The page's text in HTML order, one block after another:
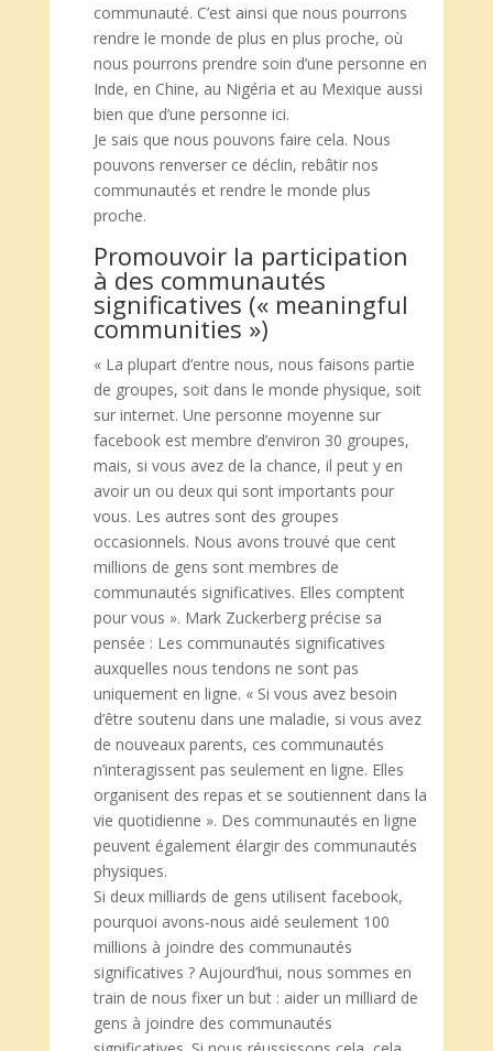
communauté. C’est ainsi que nous pourrons
rendre le monde de plus en plus proche, où
nous pourrons prendre soin d’une personne en
Inde, en Chine, au Nigéria et au Mexique aussi
bien que d’une personne ici.
Je sais que nous pouvons faire cela. Nous
pouvons renverser ce déclin, rebâtir nos
communautés et rendre le monde plus
proche.
Promouvoir la participation
à des communautés
significatives (« meaningful
communities »)
« La plupart d’entre nous, nous faisons partie
de groupes, soit dans le monde physique, soit
sur internet. Une personne moyenne sur
facebook est membre d’environ 30 groupes,
mais, si vous avez de la chance, il peut y en
avoir un ou deux qui sont importants pour
vous. Les autres sont des groupes
occasionnels. Nous avons trouvé que cent
millions de gens sont membres de
communautés significatives. Elles comptent
pour vous ». Mark Zuckerberg précise sa
pensée : Les communautés significatives
auxquelles nous tendons ne sont pas
uniquement en ligne. « Si vous avez besoin
d’être soutenu dans une maladie, si vous avez
de nouveaux parents, ces communautés
n’interagissent pas seulement en ligne. Elles
organisent des repas et se soutiennent dans la
vie quotidienne ». Des communautés en ligne
peuvent également élargir des communautés
physiques.
Si deux milliards de gens utilisent facebook,
pourquoi avons-nous aidé seulement 100
millions à joindre des communautés
significatives ? Aujourd’hui, nous sommes en
train de nous fixer un but : aider un milliard de
gens à joindre des communautés